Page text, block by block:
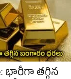
భారీగా తగ్గిన